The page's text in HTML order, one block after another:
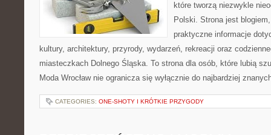
które tworzą niezwykle
Polski. Strona jest
praktyczne informacje
kultury, architektury, przyrody, wydarzeń, rekreacji oraz
miasteczkach Dolnego Śląska. To strona dla osób, które lubią
Moda Wrocław nie ogranicza się wyłącznie do najbardziej
CATEGORIES: ONE-SHOTY I KRÓTKIE PRZYGODY